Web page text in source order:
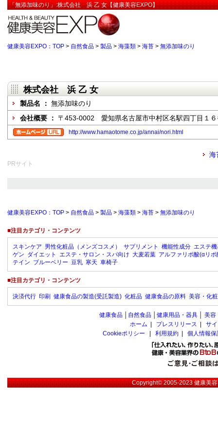
「無添加味のり」:株式会社 浜 乙 女【健康美容EXPO】
健康美容EXPO：TOP > 自然食品 > 製品 > 海藻類 > 海苔 > 無添加味のり
株式会社 浜 乙 女
製品名 ： 無添加味のり
会社概要 ： 〒453-0002 愛知県名古屋市中村区名駅四丁目１６
http://www.hamaotome.co.jp/annai/nori.html
海
PRサイト
健康美容EXPO：TOP > 自然食品 > 製品 > 海藻類 > 海苔 > 無添加味のり
■注目カテゴリ・コンテンツ
スキンケア 男性化粧品（メンズコスメ） サプリメント 機能性成分 エステ
ゲン ダイエット エステ・サロン・スパ向け 大麦若葉 アルファリポ酸(αリポ
テイン ブルーベリー 豆乳 寒天 車椅子
■注目カテゴリ・コンテンツ
決済代行 印刷 健康食品の製造(受託製造) 化粧品 健康食品の原料 美容・化
健康食品 自然食品 健康用品・器具 美容
ホーム
プレスリリース
サ
Cookieポリシー
利用規約 個人情報
Copyright© 2005-2023健康美